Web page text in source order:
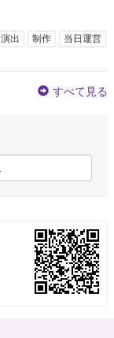
演出 制作 当日運営
すべて見る